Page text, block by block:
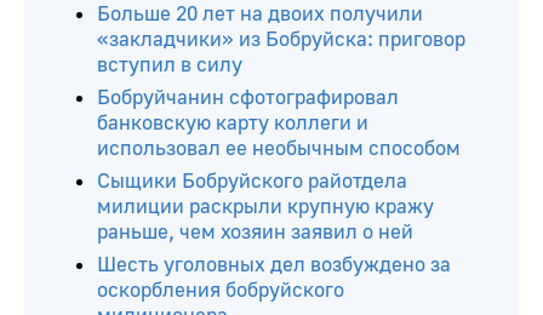
Больше 20 лет на двоих получили
«закладчики» из Бобруйска: приговор
вступил в силу
Бобруйчанин сфотографировал
банковскую карту коллеги и
использовал ее необычным способом
Сыщики Бобруйского райотдела
милиции раскрыли крупную кражу
раньше, чем хозяин заявил о ней
Шесть уголовных дел возбуждено за
оскорбления бобруйского